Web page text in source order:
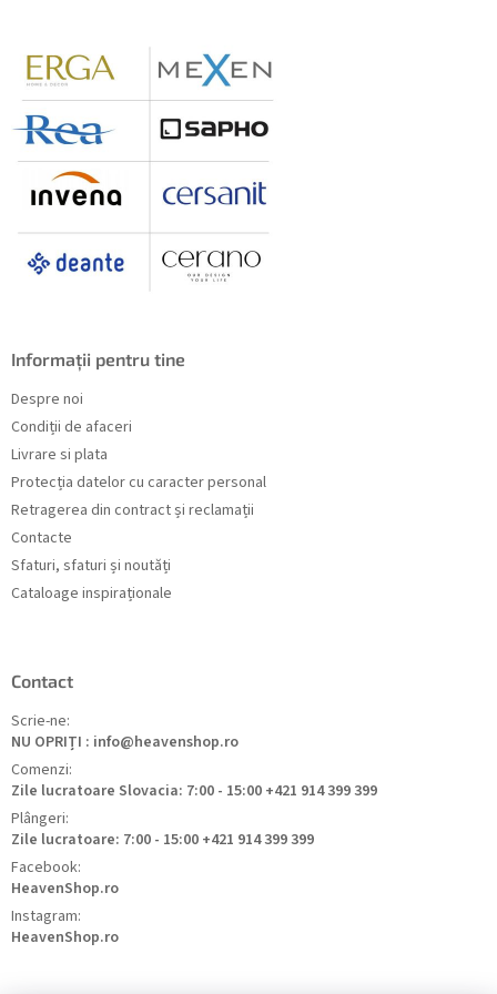
Informații pentru tine
Despre noi
Condiții de afaceri
Livrare si plata
Protecția datelor cu caracter personal
Retragerea din contract și reclamații
Contacte
Sfaturi, sfaturi și noutăți
Cataloage inspiraționale
Contact
Scrie-ne:
NU OPRIȚI : info@heavenshop.ro
Comenzi:
Zile lucratoare Slovacia: 7:00 - 15:00 +421 914 399 399
Plângeri:
Zile lucratoare: 7:00 - 15:00 +421 914 399 399
Facebook:
HeavenShop.ro
Instagram:
HeavenShop.ro